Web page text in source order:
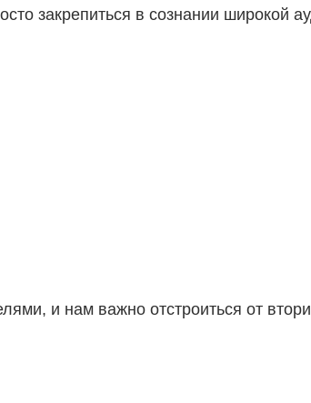
закрепиться в сознании широкой
и нам важно отстроиться от